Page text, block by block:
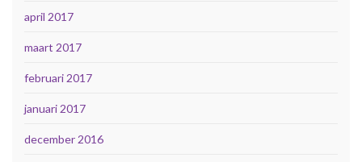
april 2017
maart 2017
februari 2017
januari 2017
december 2016